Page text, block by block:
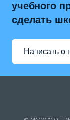
учебного
сделать
Написать о